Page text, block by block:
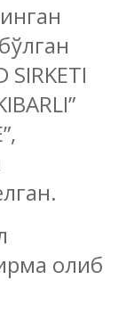
SIRKETI
олиб